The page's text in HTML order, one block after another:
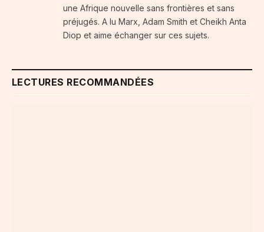
une Afrique nouvelle sans frontières et sans
préjugés. A lu Marx, Adam Smith et Cheikh Anta
Diop et aime échanger sur ces sujets.
LECTURES RECOMMANDÉES